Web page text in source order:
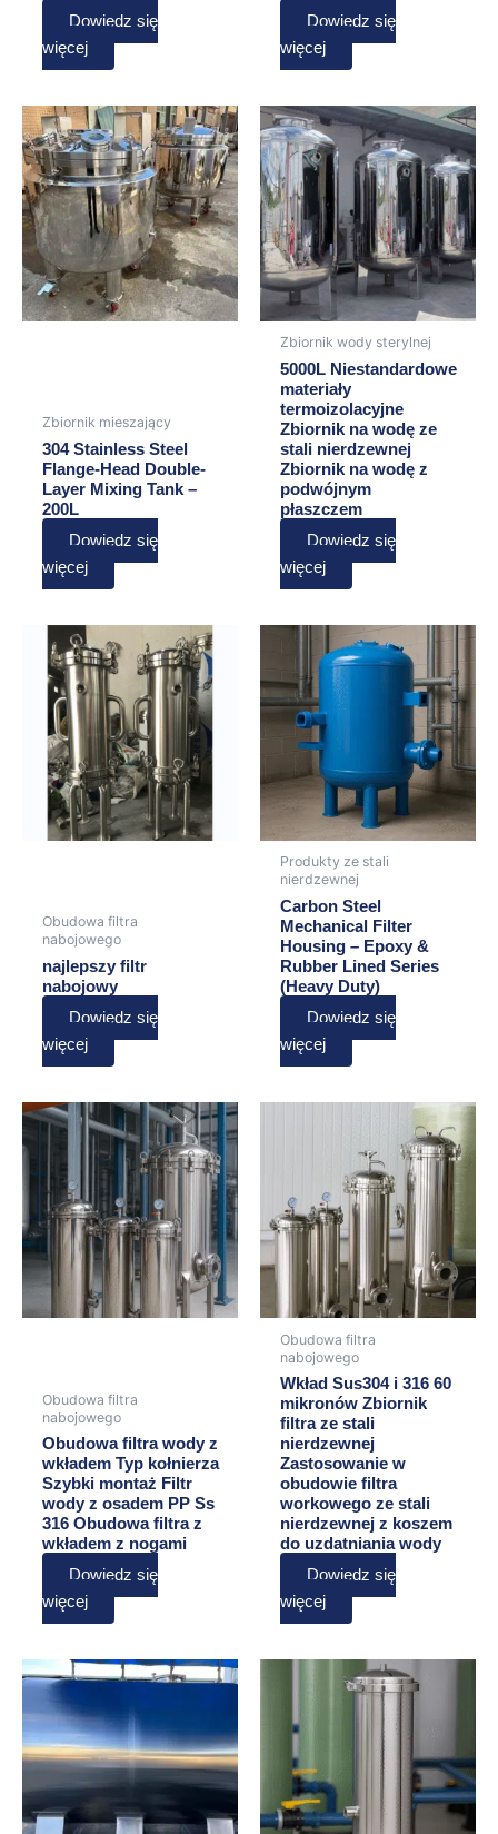
Dowiedz się
więcej
Dowiedz się
więcej
Zbiornik mieszający
304 Stainless Steel
Flange-Head Double-
Layer Mixing Tank –
200L
Dowiedz się
więcej
Zbiornik wody sterylnej
5000L Niestandardowe
materiały
termoizolacyjne
Zbiornik na wodę ze
stali nierdzewnej
Zbiornik na wodę z
podwójnym
płaszczem
Dowiedz się
więcej
Obudowa filtra
nabojowego
najlepszy filtr
nabojowy
Dowiedz się
więcej
Produkty ze stali
nierdzewnej
Carbon Steel
Mechanical Filter
Housing – Epoxy &
Rubber Lined Series
(Heavy Duty)
Dowiedz się
więcej
Obudowa filtra
nabojowego
Obudowa filtra wody z
wkładem Typ kołnierza
Szybki montaż Filtr
wody z osadem PP Ss
316 Obudowa filtra z
wkładem z nogami
Dowiedz się
więcej
Obudowa filtra
nabojowego
Wkład Sus304 i 316 60
mikronów Zbiornik
filtra ze stali
nierdzewnej
Zastosowanie w
obudowie filtra
workowego ze stali
nierdzewnej z koszem
do uzdatniania wody
Dowiedz się
więcej